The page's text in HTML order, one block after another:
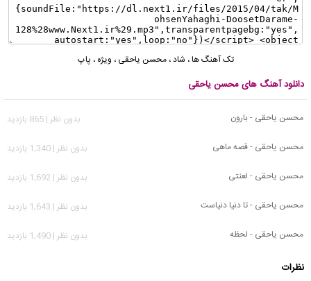
تک آهنگ ها، شاد،محسن یاحقی ، ویژه ، پاپ
دانلود آهنگ های محسن یاحقی
محسن یاحقی - بارون
بدون نظر | 865 بازدید
محسن یاحقی - قصه ماهی
بدون نظر | 1,340 بازدید
محسن یاحقی - لعنتی
بدون نظر | 1,692 بازدید
محسن یاحقی - تا دنیا دنیاست
بدون نظر | 1,643 بازدید
محسن یاحقی - لحظه
بدون نظر | 1,490 بازدید
نظرات